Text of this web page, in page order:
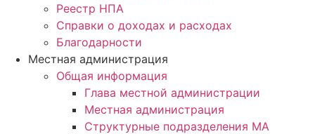
Реестр НПА
Справки о доходах и расходах
Благодарности
Местная администрация
Общая информация
Глава местной администрации
Местная администрация
Структурные подразделения МА